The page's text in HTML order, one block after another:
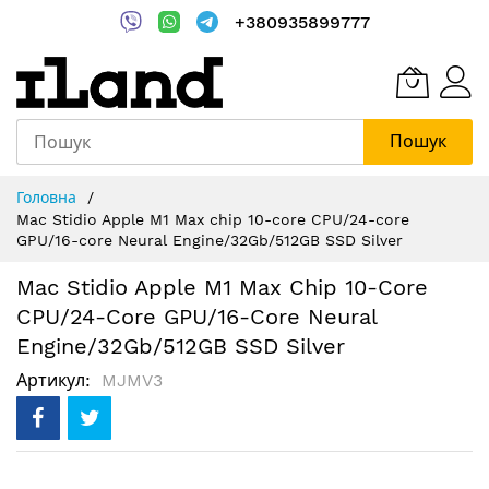
+380935899777
Пошук
Content
Головна
Mac Stidio Apple M1 Max chip 10-core CPU/24-core
GPU/16-core Neural Engine/32Gb/512GB SSD Silver
Mac Stidio Apple M1 Max Chip 10-Core
CPU/24-Core GPU/16-Core Neural
Engine/32Gb/512GB SSD Silver
Артикул MJMV3